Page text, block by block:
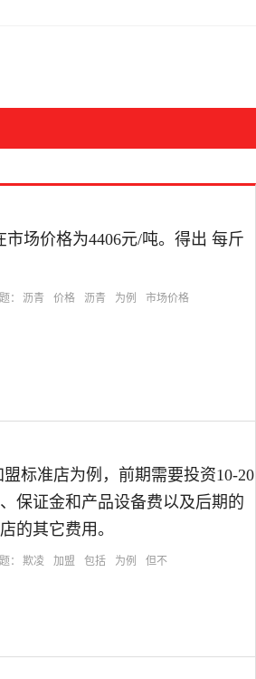
场价格为4406元/吨。得出 每斤
： 沥青 价格 沥青 为例 市场价格
标准店为例，前期需要投资10-20
保证金和产品设备费以及后期的
的其它费用。
： 欺凌 加盟 包括 为例 但不